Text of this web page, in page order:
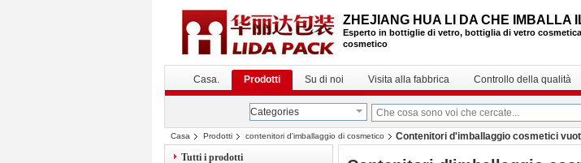
ZHEJIANG HUA LI DA CHE IMBALLA
Esperto in bottiglie di vetro, bottiglia di vetro
cosmetico
Casa. Prodotti Su di noi Visita alla fabbrica Controllo della qualità
Categories
Casa Prodotti contenitori d'imballaggio di cosmetico
Contenitori d'imballaggio cosmetici
Tutti i prodotti